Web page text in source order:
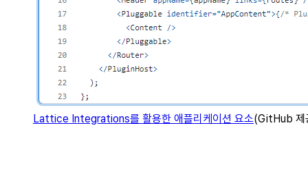
Lattice Integrations를 활용한 애플리케이션 요소(GitHub 제